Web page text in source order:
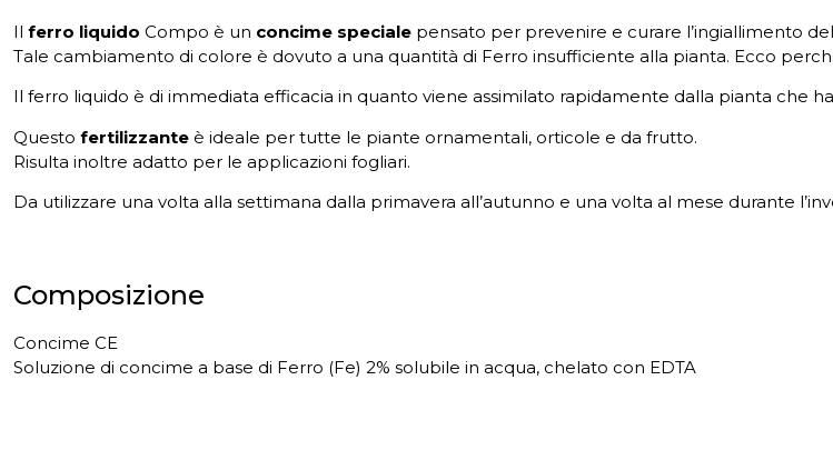
Il ferro liquido Compo è un concime speciale pensato per prevenire e curare l’ingiallimento
Tale cambiamento di colore è dovuto a una quantità di Ferro insufficiente alla pianta. Ecco
Il ferro liquido è di immediata efficacia in quanto viene assimilato rapidamente dalla pianta che
Questo fertilizzante è ideale per tutte le piante ornamentali, orticole e da frutto.
Risulta inoltre adatto per le applicazioni fogliari.
Da utilizzare una volta alla settimana dalla primavera all’autunno e una volta al mese durante
Composizione
Concime CE
Soluzione di concime a base di Ferro (Fe) 2% solubile in acqua, chelato con EDTA